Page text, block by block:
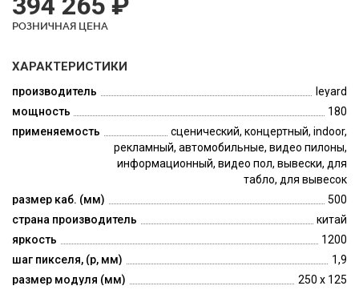
РОЗНИЧНАЯ ЦЕНА
ХАРАКТЕРИСТИКИ
производитель
leyard
мощность
180
применяемость
сценический, концертный, indoor,
рекламный, автомобильные, видео пилоны,
информационный, видео пол, вывески, для
табло, для вывесок
размер каб. (мм)
500
страна производитель
китай
яркость
1200
шаг пикселя, (p, мм)
1,9
размер модуля (мм)
250 x 125